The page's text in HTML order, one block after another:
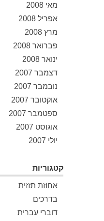
מאי 2008
אפריל 2008
מרץ 2008
פברואר 2008
ינואר 2008
דצמבר 2007
נובמבר 2007
אוקטובר 2007
ספטמבר 2007
אוגוסט 2007
יולי 2007
קטגוריות
אחוזת תזזית
בדרכים
דוברי עברית